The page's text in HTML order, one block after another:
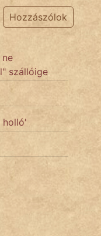
Hozzászólok
szállóige
holló'